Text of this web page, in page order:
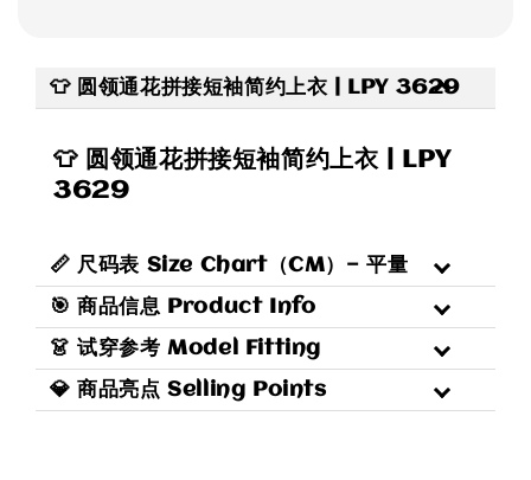
👕 圆领通花拼接短袖简约上衣 | LPY 3629
👕 圆领通花拼接短袖简约上衣 | LPY
3629
📏 尺码表 Size Chart（CM）— 平量
🎯 商品信息 Product Info
👗 试穿参考 Model Fitting
💎 商品亮点 Selling Points